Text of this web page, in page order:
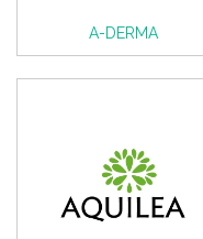
A-DERMA